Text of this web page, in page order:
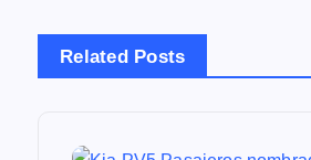
g
a
Related Posts